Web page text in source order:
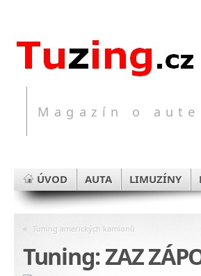
Magazín o
ÚVOD AUTA LIMUZÍNY
« Tuning amerických kamionů
Tuning: ZAZ